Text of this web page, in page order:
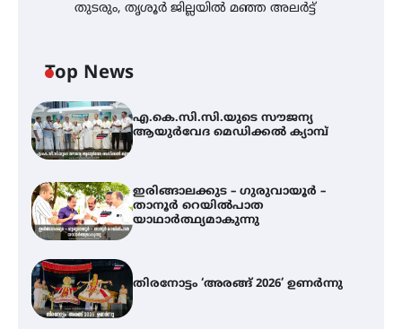
തുടരും, തൃശൂർ ജില്ലയിൽ മഞ്ഞ അലർട്ട്
Top News
എ.കെ.സി.സി.യുടെ സൗജന്യ
ആയുർവേദ മെഡിക്കൽ ക്യാമ്പ്
ഇരിങ്ങാലക്കുട – ഗുരുവായൂർ –
താനൂർ റെയിൽപാത
യാഥാർത്ഥ്യമാകുന്നു
തിരനോട്ടം ‘അരങ്ങ് 2026’ ഉണർന്നു